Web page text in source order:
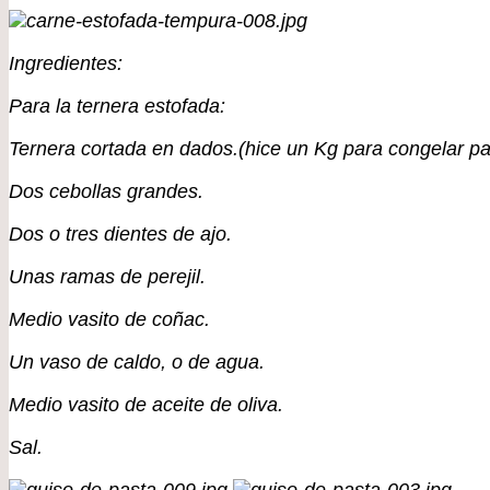
Ingredientes:
Para la ternera estofada:
Ternera cortada en dados.(hice un Kg para congelar
Dos cebollas grandes.
Dos o tres dientes de ajo.
Unas ramas de perejil.
Medio vasito de coñac.
Un vaso de caldo, o de agua.
Medio vasito de aceite de oliva.
Sal.